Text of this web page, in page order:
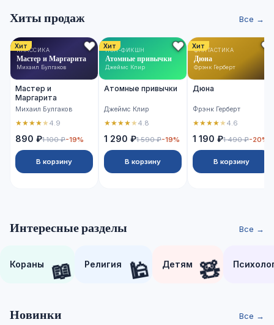
Хиты продаж Все →
Хит
КЛАССИКА
Мастер и Маргарита
Михаил Булгаков
Мастер и
Маргарита
Михаил Булгаков
★★★★★4.9
890 ₽1 100 ₽-19%
В корзину
Хит
НОН-ФИКШН
Атомные привычки
Джеймс Клир
Атомные привычки
Джеймс Клир
★★★★★4.8
1 290 ₽1 590 ₽-19%
В корзину
Хит
ФАНТАСТИКА
Дюна
Фрэнк Герберт
Дюна
Фрэнк Герберт
★★★★★4.6
1 190 ₽1 490 ₽-20%
В корзину
Интересные разделы Все →
Кораны 📖 Религия 🕌 Детям 🧸
Новинки Все →